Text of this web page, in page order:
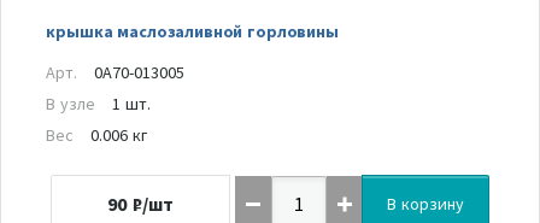
крышка маслозаливной горловины
Арт.
0A70-013005
В узле
1 шт.
Вес
0.006 кг
90 ₽/шт В корзину